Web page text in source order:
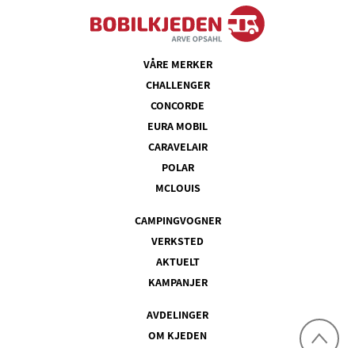
VÅRE MERKER
CHALLENGER
CONCORDE
EURA MOBIL
CARAVELAIR
POLAR
MCLOUIS
CAMPINGVOGNER
VERKSTED
AKTUELT
KAMPANJER
AVDELINGER
OM KJEDEN